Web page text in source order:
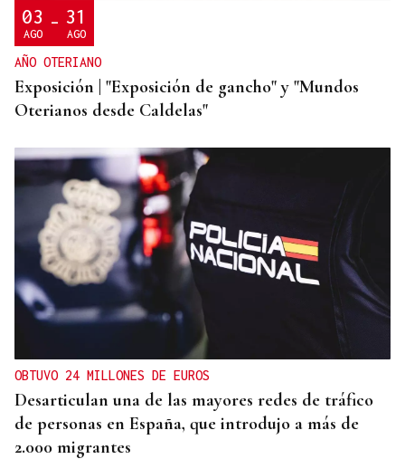
03
AGO - 31
AGO
AÑO OTERIANO
Exposición | "Exposición de gancho" y "Mundos
Oterianos desde Caldelas"
OBTUVO 24 MILLONES DE EUROS
Desarticulan una de las mayores redes de tráfico
de personas en España, que introdujo a más de
2.000 migrantes